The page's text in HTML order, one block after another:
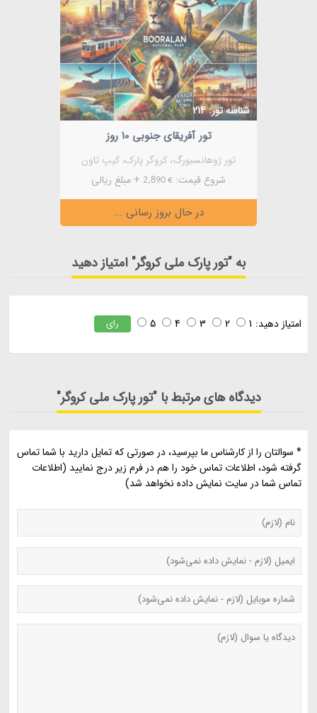
شناسه تور: 214
تور آفریقای جنوبی 10 روز
تور ژوهانسبورگ، کروگر پارک، کیپ تاون
شروع قیمت: € 2,890 + مبلغ ریالی
در حال بروز رسانی ...
به "تور پارک ملی کروگر" امتیاز دهید
امتیاز دهید: 1
2
3
4
5 رای
دیدگاه های مرتبط با "تور پارک ملی کروگر"
* سوالتان را از کارشناس ما بپرسید، در صورتی که تمایل دارید با شما تماس
گرفته شود، اطلاعات تماس خود را هم در فرم زیر درج نمایید (اطلاعات
تماس شما در سایت نمایش داده نخواهد شد)